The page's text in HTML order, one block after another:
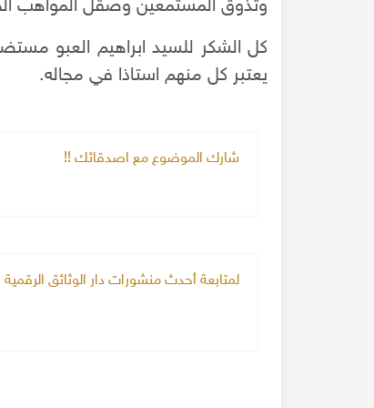
وتذوق المستمعين وصقل المواهب
كل الشكر للسيد ابراهيم العبو
يعتبر كل منهم استاذا في مجاله.
شارك الموضوع مع اصدقائك !!
لمتابعة أحدث منشورات دار الوثائق